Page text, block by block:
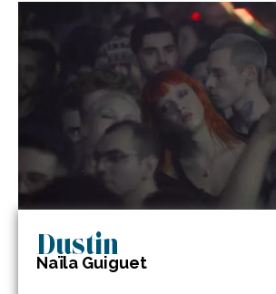
Dustin
Naïla Guiguet